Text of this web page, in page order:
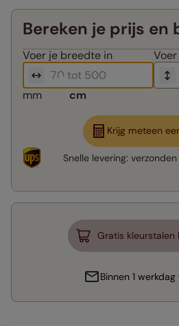
Bereken je prijs en
Voer je breedte in
mm cm
Krijg meteen
Snelle levering:
Gratis kleurstalen
Binnen 1